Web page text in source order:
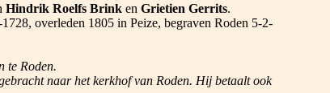
Hindrik Roelfs Brink en Grietien Gerrits.
overleden 1805 in Peize, begraven Roden 5-2-
te Roden.
naar het kerkhof van Roden. Hij betaalt ook